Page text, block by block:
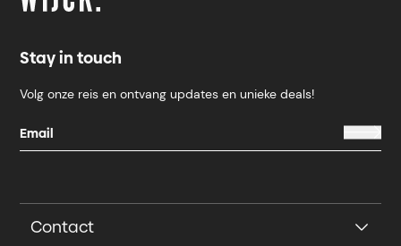
Stay in touch
Volg onze reis en ontvang updates en unieke deals!
Contact